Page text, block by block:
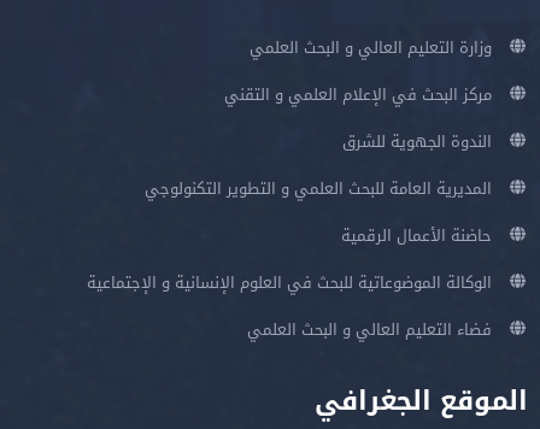
وزارة التعليم العالي و البحث العلمي
مركز البحث في الإعلام العلمي و التقني
الندوة الجهوية للشرق
المديرية العامة للبحث العلمي و التطوير التكنولوجي
حاضنة الأعمال الرقمية
الوكالة الموضوعاتية للبحث في العلوم الإنسانية و الإجتماعية
فضاء التعليم العالي و البحث العلمي
الموقع الجغرافي